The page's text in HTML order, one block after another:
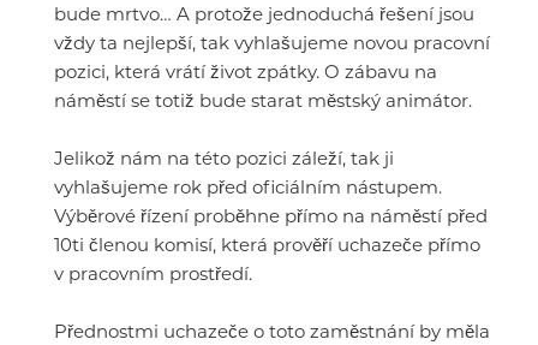
bude mrtvo… A protože jednoduchá řešení jsou
vždy ta nejlepší, tak vyhlašujeme novou pracovní
pozici, která vrátí život zpátky. O zábavu na
náměstí se totiž bude starat městský animátor.
Jelikož nám na této pozici záleží, tak ji
vyhlašujeme rok před oficiálním nástupem.
Výběrové řízení proběhne přímo na náměstí před
10ti členou komisí, která prověří uchazeče přímo
v pracovním prostředí.
Přednostmi uchazeče o toto zaměstnání by měla